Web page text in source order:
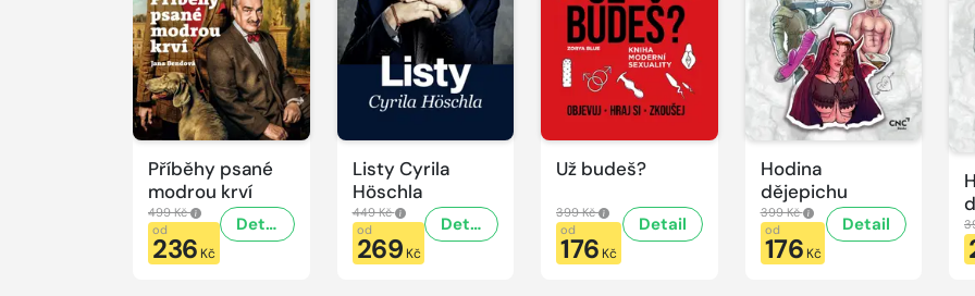
Příběhy psané
modrou krví
499 Kč
od
236 Kč
Detail
Listy Cyrila
Höschla
449 Kč
od
269 Kč
Detail
Už budeš?
399 Kč
od
176 Kč
Detail
Hodina
dějepichu
399 Kč
od
176 Kč
Detail